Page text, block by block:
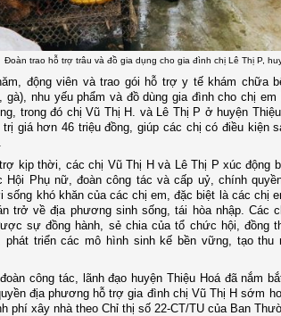
Đoàn trao hỗ trợ trâu và đồ gia dụng cho gia đình chị Lê Thị P,
động viên và trao gói hỗ trợ y tế khám chữa
gà), nhu yếu phẩm và đồ dùng gia đình cho chị
trong đó chị Vũ Thị H. và Lê Thị P ở huyện
giá hơn 46 triệu đồng, giúp các chị có điều kiện
kịp thời, các chị Vũ Thị H và Lê Thị P xúc động
Phụ nữ, đoàn công tác và cấp uỷ, chính
sống khó khăn của các chị em, đặc biệt là các chị
trở về địa phương sinh sống, tái hòa nhập. Các
sự đồng hành, sẻ chia của tổ chức hội, đồng
triển các mô hình sinh kế bền vững, tạo thu
công tác, lãnh đạo huyện Thiệu Hoá đã nắm
địa phương hỗ trợ gia đình chị Vũ Thị H sớm
phí xây nhà theo Chỉ thị số 22-CT/TU của Ban